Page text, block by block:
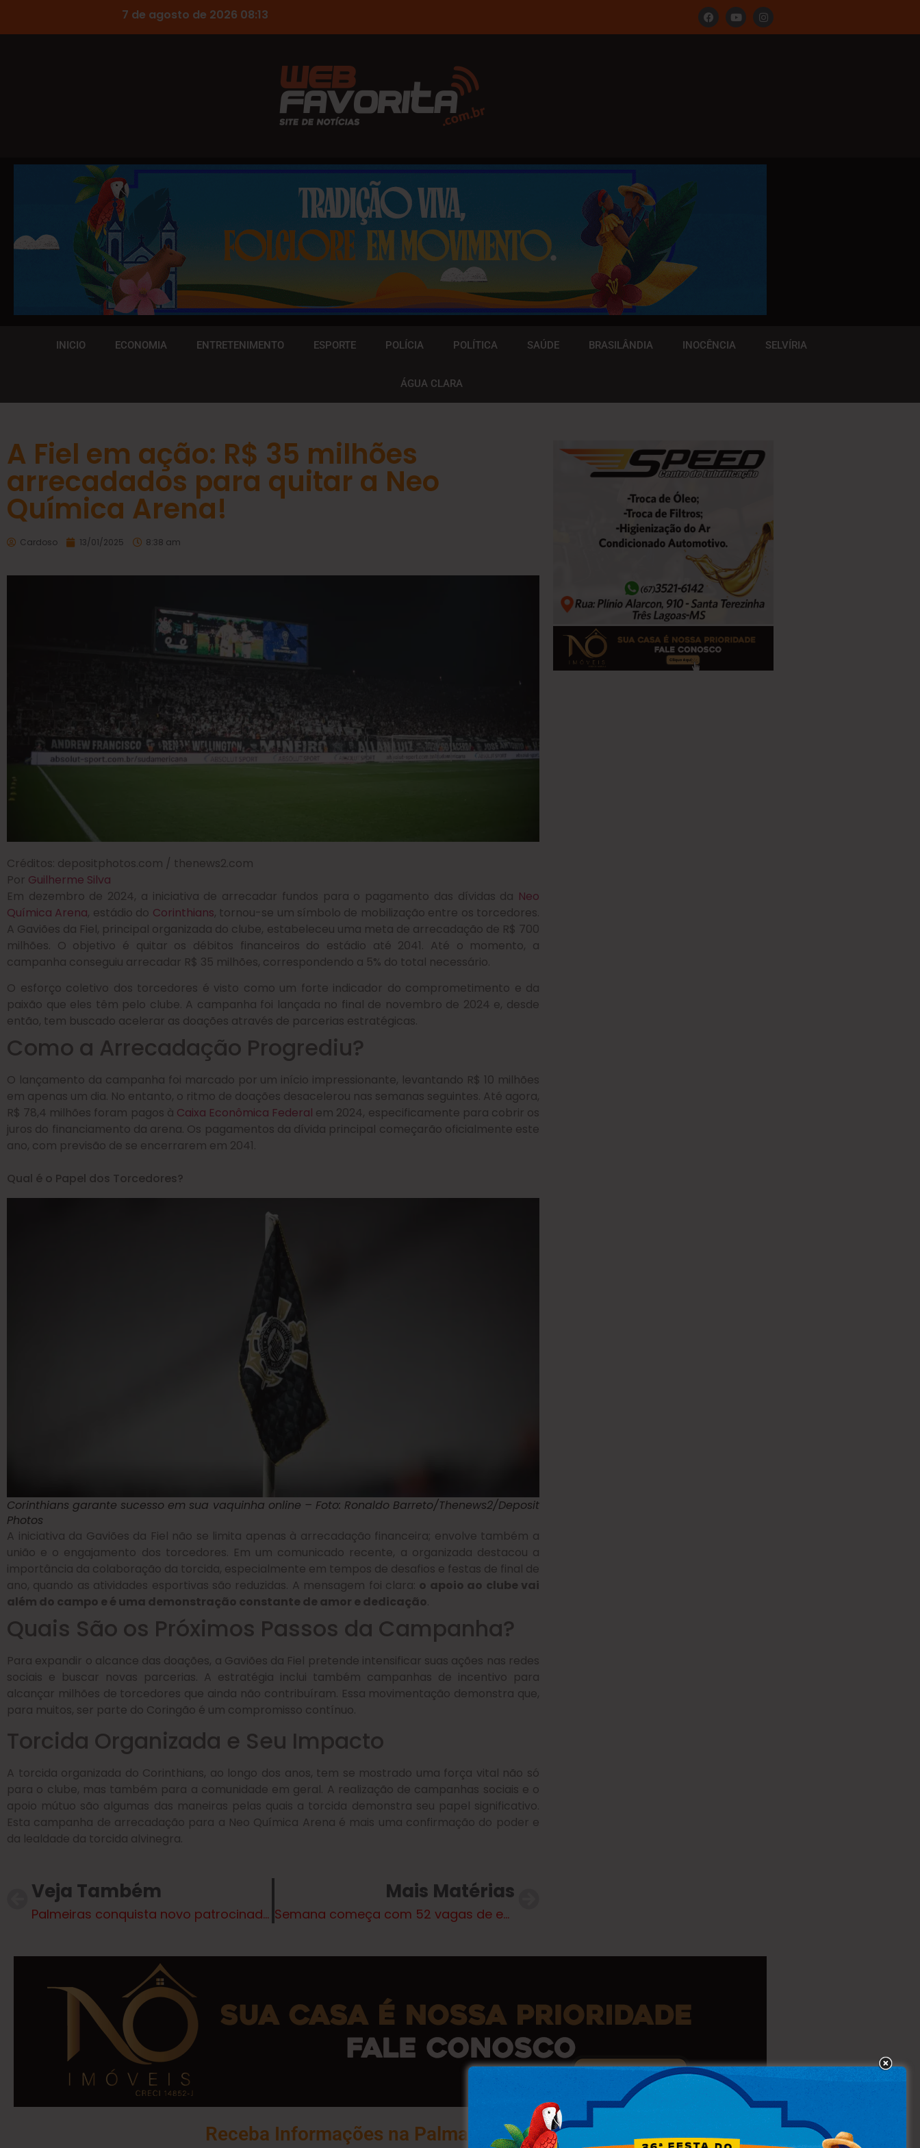
7 de agosto de 2026 08:13
INICIO ECONOMIA ENTRETENIMENTO ESPORTE POLÍCIA POLÍTICA SAÚDE BRASILÂNDIA INOCÊNCIA SELVÍRIA
ÁGUA CLARA
A Fiel em ação: R$ 35 milhões
arrecadados para quitar a Neo
Química Arena!
Cardoso 13/01/2025 8:38 am
Créditos: depositphotos.com / thenews2.com
Por Guilherme Silva
Em dezembro de 2024, a iniciativa de arrecadar fundos para o pagamento das dívidas da Neo
Química Arena, estádio do Corinthians, tornou-se um símbolo de mobilização entre os torcedores.
A Gaviões da Fiel, principal organizada do clube, estabeleceu uma meta de arrecadação de R$ 700
milhões. O objetivo é quitar os débitos financeiros do estádio até 2041. Até o momento, a
campanha conseguiu arrecadar R$ 35 milhões, correspondendo a 5% do total necessário.
O esforço coletivo dos torcedores é visto como um forte indicador do comprometimento e da
paixão que eles têm pelo clube. A campanha foi lançada no final de novembro de 2024 e, desde
então, tem buscado acelerar as doações através de parcerias estratégicas.
Como a Arrecadação Progrediu?
O lançamento da campanha foi marcado por um início impressionante, levantando R$ 10 milhões
em apenas um dia. No entanto, o ritmo de doações desacelerou nas semanas seguintes. Até agora,
R$ 78,4 milhões foram pagos à Caixa Econômica Federal em 2024, especificamente para cobrir os
juros do financiamento da arena. Os pagamentos da dívida principal começarão oficialmente este
ano, com previsão de se encerrarem em 2041.
Qual é o Papel dos Torcedores?
Corinthians garante sucesso em sua vaquinha online – Foto: Ronaldo Barreto/Thenews2/Deposit
Photos
A iniciativa da Gaviões da Fiel não se limita apenas à arrecadação financeira; envolve também a
união e o engajamento dos torcedores. Em um comunicado recente, a organizada destacou a
importância da colaboração da torcida, especialmente em tempos de desafios e festas de final de
ano, quando as atividades esportivas são reduzidas. A mensagem foi clara: o apoio ao clube vai
além do campo e é uma demonstração constante de amor e dedicação.
Quais São os Próximos Passos da Campanha?
Para expandir o alcance das doações, a Gaviões da Fiel pretende intensificar suas ações nas redes
sociais e buscar novas parcerias. A estratégia inclui também campanhas de incentivo para
alcançar milhões de torcedores que ainda não contribuíram. Essa movimentação demonstra que,
para muitos, ser parte do Coringão é um compromisso contínuo.
Torcida Organizada e Seu Impacto
A torcida organizada do Corinthians, ao longo dos anos, tem se mostrado uma força vital não só
para o clube, mas também para a comunidade em geral. A realização de campanhas sociais e o
apoio mútuo são algumas das maneiras pelas quais a torcida demonstra seu papel significativo.
Esta campanha de arrecadação para a Neo Química Arena é mais uma confirmação do poder e
da lealdade da torcida alvinegra.
Veja Também
Palmeiras conquista novo patrocinador: Sil Fios e Cabos Elétricos marca presença nas mangas das camisas
Mais Matérias
Semana começa com 52 vagas de emprego na Casa do Trabalhador em Três Lagoas
Receba Informações na Palma da Sua Mão